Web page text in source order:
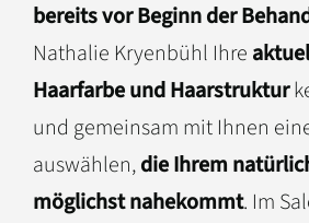
bereits vor Beginn der
Nathalie Kryenbühl Ihre
Haarfarbe und Haarstruktur
und gemeinsam mit Ihnen
auswählen,die Ihrem
möglichst nahekommt. Im